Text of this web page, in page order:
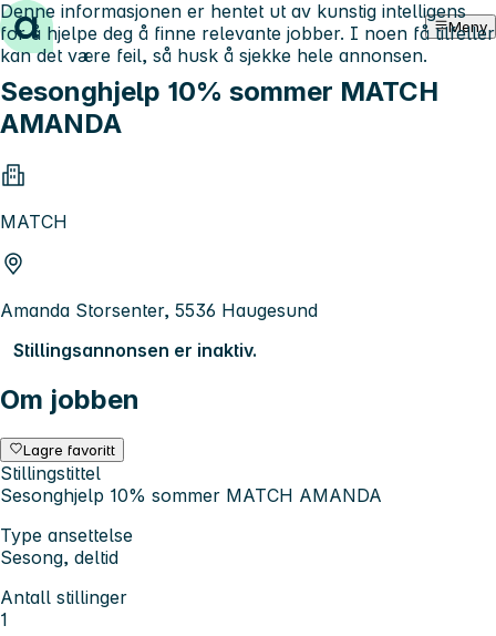
Hopp til innhold Meny
Sesonghjelp 10% sommer MATCH
AMANDA
MATCH
Amanda Storsenter, 5536 Haugesund
Stillingsannonsen er inaktiv.
Om jobben
Lagre favoritt
Stillingstittel
Sesonghjelp 10% sommer MATCH AMANDA
Type ansettelse
Sesong, deltid
Antall stillinger
1
Denne informasjonen er hentet ut av kunstig intelligens
for å hjelpe deg å finne relevante jobber. I noen få tilfeller
kan det være feil, så husk å sjekke hele annonsen.